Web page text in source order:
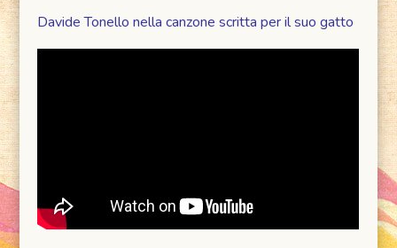
Davide Tonello nella canzone scritta per il suo gatto